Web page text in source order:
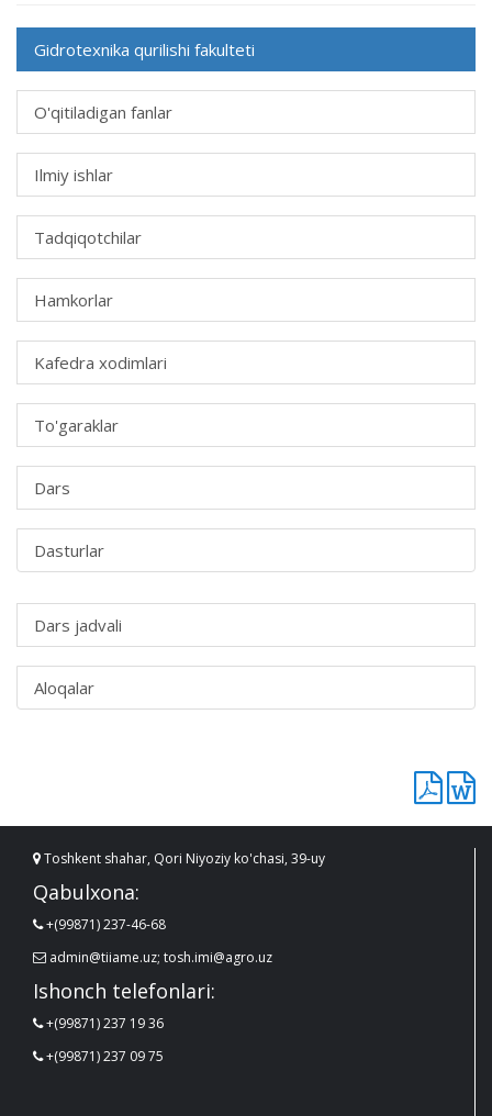
Gidrotexnika qurilishi fakulteti
O'qitiladigan fanlar
Ilmiy ishlar
Tadqiqotchilar
Hamkorlar
Kafedra xodimlari
To'garaklar
Dars
Dasturlar
Dars jadvali
Aloqalar
Toshkent shahar, Qori Niyoziy ko'chasi, 39-uy
Qabulxona:
+(99871) 237-46-68
admin@tiiame.uz; tosh.imi@agro.uz
Ishonch telefonlari:
+(99871) 237 19 36
+(99871) 237 09 75